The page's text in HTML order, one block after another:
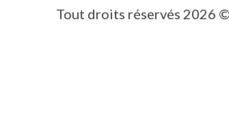
Tout droits réservés 2026